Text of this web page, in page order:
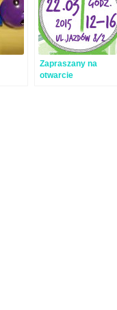
Zapraszany na
otwarcie